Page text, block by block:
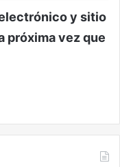
y sitio
próxima vez que